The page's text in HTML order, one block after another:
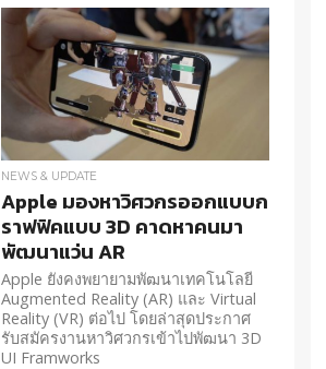
NEWS & UPDATE
Apple มองหาวิศวกรออกแบบก
ราฟฟิคแบบ 3D คาดหาคนมา
พัฒนาแว่น AR
Apple ยังคงพยายามพัฒนาเทคโนโลยี
Augmented Reality (AR) และ Virtual
Reality (VR) ต่อไป โดยล่าสุดประกาศ
รับสมัครงานหาวิศวกรเข้าไปพัฒนา 3D
UI Framworks